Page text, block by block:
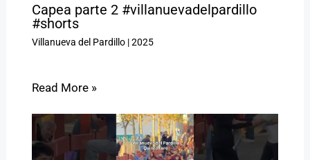
Capea parte 2 #villanuevadelpardillo
#shorts
Villanueva del Pardillo|2025
Read More »